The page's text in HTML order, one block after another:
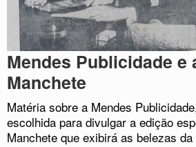
Mendes Publicidade e
Manchete
Matéria sobre a Mendes
escolhida para divulgar a edição
Manchete que exibirá as belezas